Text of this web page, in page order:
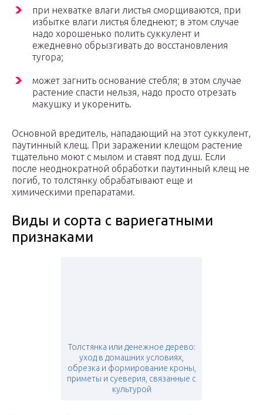
при нехватке влаги листья сморщиваются, при
избытке влаги листья бледнеют; в этом случае
надо хорошенько полить суккулент и
ежедневно обрызгивать до восстановления
тугора;
может загнить основание стебля; в этом случае
растение спасти нельзя, надо просто отрезать
макушку и укоренить.
Основной вредитель, нападающий на этот суккулент,
паутинный клещ. При заражении клещом растение
тщательно моют с мылом и ставят под душ. Если
после неоднократной обработки паутинный клещ не
погиб, то толстянку обрабатывают еще и
химическими препаратами.
Виды и сорта с вариегатными
признаками
Толстянка или денежное дерево:
уход в домашних условиях,
обрезка и формирование кроны,
приметы и суеверия, связанные с
культурой